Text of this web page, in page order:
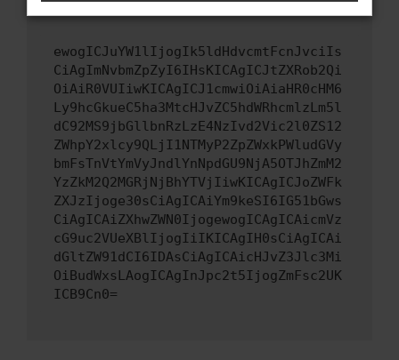
ewogICJuYW1lIjogIk5ldHdvcmtFcnJvciIs
CiAgImNvbmZpZyI6IHsKICAgICJtZXRob2Qi
OiAiR0VUIiwKICAgICJ1cmwiOiAiaHR0cHM6
Ly9hcGkueC5ha3MtcHJvZC5hdWRhcmlzLm5l
dC92MS9jbGllbnRzLzE4NzIvd2Vic2l0ZS12
ZWhpY2xlcy9QLjI1NTMyP2ZpZWxkPWludGVy
bmFsTnVtYmVyJndlYnNpdGU9NjA5OTJhZmM2
YzZkM2Q2MGRjNjBhYTVjIiwKICAgICJoZWFk
ZXJzIjoge30sCiAgICAiYm9keSI6IG51bGws
CiAgICAiZXhwZWN0IjogewogICAgICAicmVz
cG9uc2VUeXBlIjogIiIKICAgIH0sCiAgICAi
dGltZW91dCI6IDAsCiAgICAicHJvZ3Jlc3Mi
OiBudWxsLAogICAgInJpc2t5IjogZmFsc2UK
ICB9Cn0=